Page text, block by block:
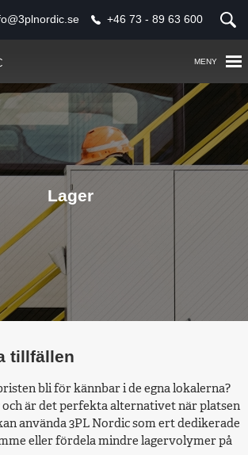
+46 73 - 89 63 600
Lager
tillfällen
bli för kännbar i de egna lokalerna?
och är det perfekta alternativet när platsen
använda 3PL Nordic som ert dedikerade
eller fördela mindre lagervolymer på